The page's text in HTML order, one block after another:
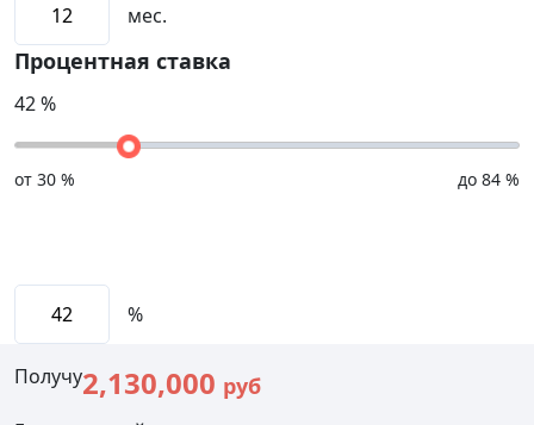
мес.
Процентная ставка
42%
от 30 % до 84 %
%
Получу2,130,000 руб